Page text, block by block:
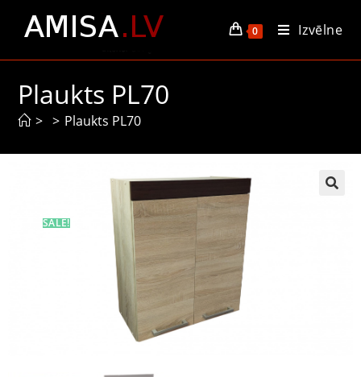
0 Izvēlne
Plaukts PL70
> > Plaukts PL70
SALE!